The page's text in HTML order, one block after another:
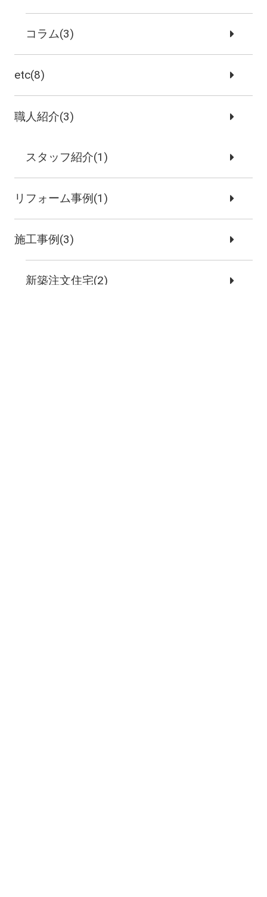
コラム(3)
etc(8)
職人紹介(3)
スタッフ紹介(1)
リフォーム事例(1)
施工事例(3)
新築注文住宅(2)